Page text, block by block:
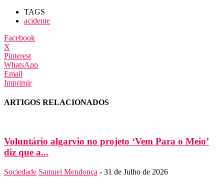
TAGS
acidente
Facebook
X
Pinterest
WhatsApp
Email
Imprimir
ARTIGOS RELACIONADOS
Voluntário algarvio no projeto ‘Vem Para o Meio’
diz que a...
Sociedade Samuel Mendonça - 31 de Julho de 2026